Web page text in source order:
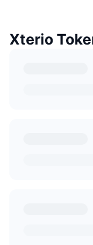
Xterio